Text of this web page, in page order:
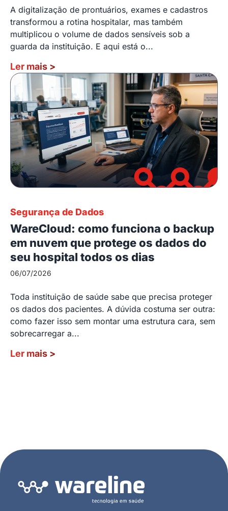
A digitalização de prontuários, exames e cadastros
transformou a rotina hospitalar, mas também
multiplicou o volume de dados sensíveis sob a
guarda da instituição. E aqui está o...
Ler mais >
Segurança de Dados
WareCloud: como funciona o backup
em nuvem que protege os dados do
seu hospital todos os dias
06/07/2026
Toda instituição de saúde sabe que precisa proteger
os dados dos pacientes. A dúvida costuma ser outra:
como fazer isso sem montar uma estrutura cara, sem
sobrecarregar a...
Ler mais >